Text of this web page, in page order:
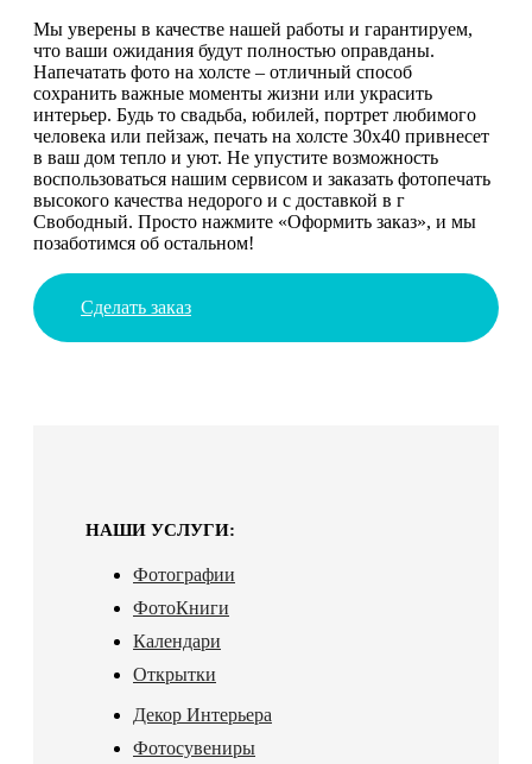
Мы уверены в качестве нашей работы и гарантируем,
что ваши ожидания будут полностью оправданы.
Напечатать фото на холсте – отличный способ
сохранить важные моменты жизни или украсить
интерьер. Будь то свадьба, юбилей, портрет любимого
человека или пейзаж, печать на холсте 30х40 привнесет
в ваш дом тепло и уют. Не упустите возможность
воспользоваться нашим сервисом и заказать фотопечать
высокого качества недорого и с доставкой в г
Свободный. Просто нажмите «Оформить заказ», и мы
позаботимся об остальном!
Сделать заказ
НАШИ УСЛУГИ:
Фотографии
ФотоКниги
Календари
Открытки
Декор Интерьера
Фотосувениры